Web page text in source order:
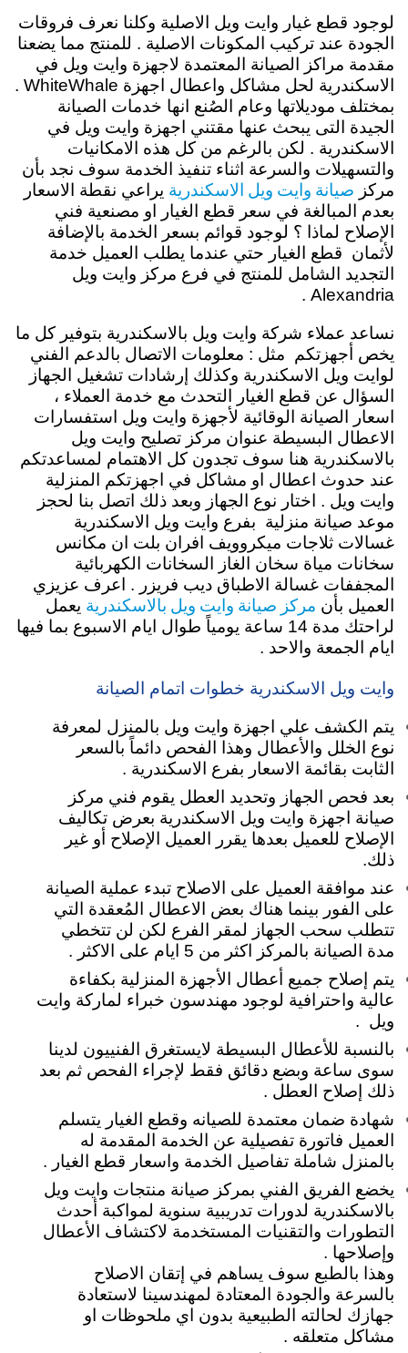
لوجود قطع غيار وايت ويل الاصلية وكلنا نعرف فروقات
الجودة عند تركيب المكونات الاصلية . للمنتج مما يضعنا
مقدمة مراكز الصيانة المعتمدة لاجهزة وايت ويل في
الاسكندرية لحل مشاكل واعطال اجهزة WhiteWhale .
بمختلف موديلاتها وعام الصُنع انها خدمات الصيانة
الجيدة التى يبحث عنها مقتني اجهزة وايت ويل في
الاسكندرية . لكن بالرغم من كل هذه الامكانيات
والتسهيلات والسرعة اثناء تنفيذ الخدمة سوف نجد بأن
مركز صيانة وايت ويل الاسكندرية يراعي نقطة الاسعار
بعدم المبالغة في سعر قطع الغيار او مصنعية فني
الإصلاح لماذا ؟ لوجود قوائم بسعر الخدمة بالإضافة
لأثمان قطع الغيار حتي عندما يطلب العميل خدمة
التجديد الشامل للمنتج في فرع مركز وايت ويل
Alexandria .
نساعد عملاء شركة وايت ويل بالاسكندرية بتوفير كل ما
يخص أجهزتكم مثل : معلومات الاتصال بالدعم الفني
لوايت ويل الاسكندرية وكذلك إرشادات تشغيل الجهاز
السؤال عن قطع الغيار التحدث مع خدمة العملاء ،
اسعار الصيانة الوقائية لأجهزة وايت ويل استفسارات
الاعطال البسيطة عنوان مركز تصليح وايت ويل
بالاسكندرية هنا سوف تجدون كل الاهتمام لمساعدتكم
عند حدوث اعطال او مشاكل في اجهزتكم المنزلية
وايت ويل . اختار نوع الجهاز وبعد ذلك اتصل بنا لحجز
موعد صيانة منزلية بفرع وايت ويل الاسكندرية
غسالات ثلاجات ميكروويف افران بلت ان مكانس
سخانات مياة سخان الغاز السخانات الكهربائية
المجففات غسالة الاطباق ديب فريزر . اعرف عزيزي
العميل بأن مركز صيانة وايت ويل بالاسكندرية يعمل
لراحتك مدة 14 ساعة يومياً طوال ايام الاسبوع بما فيها
ايام الجمعة والاحد .
وايت ويل الاسكندرية خطوات اتمام الصيانة
يتم الكشف علي اجهزة وايت ويل بالمنزل لمعرفة
نوع الخلل والأعطال وهذا الفحص دائماً بالسعر
الثابت بقائمة الاسعار بفرع الاسكندرية .
بعد فحص الجهاز وتحديد العطل يقوم فني مركز
صيانة اجهزة وايت ويل الاسكندرية بعرض تكاليف
الإصلاح للعميل بعدها يقرر العميل الإصلاح أو غير
ذلك.
عند موافقة العميل على الاصلاح تبدء عملية الصيانة
على الفور بينما هناك بعض الاعطال المُعقدة التي
تتطلب سحب الجهاز لمقر الفرع لكن لن تتخطي
مدة الصيانة بالمركز اكثر من 5 ايام على الاكثر .
يتم إصلاح جميع أعطال الأجهزة المنزلية بكفاءة
عالية واحترافية لوجود مهندسون خبراء لماركة وايت
ويل .
بالنسبة للأعطال البسيطة لايستغرق الفنييون لدينا
سوى ساعة وبضع دقائق فقط لإجراء الفحص ثم بعد
ذلك إصلاح العطل .
شهادة ضمان معتمدة للصيانه وقطع الغيار يتسلم
العميل فاتورة تفصيلية عن الخدمة المقدمة له
بالمنزل شاملة تفاصيل الخدمة واسعار قطع الغيار .
يخضع الفريق الفني بمركز صيانة منتجات وايت ويل
بالاسكندرية لدورات تدريبية سنوية لمواكبة أحدث
التطورات والتقنيات المستخدمة لاكتشاف الأعطال
وإصلاحها .
وهذا بالطبع سوف يساهم في إتقان الاصلاح
بالسرعة والجودة المعتادة لمهندسينا لاستعادة
جهازك لحالته الطبيعية بدون اي ملحوظات او
مشاكل متعلقه .